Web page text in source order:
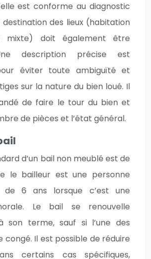
est conforme au diagnostic
destination des lieux (habitation
mixte) doit également être
description précise est
éviter toute ambiguïté et
sur la nature du bien loué. Il
de faire le tour du bien et
de pièces et l’état général.
d’un bail non meublé est de
le bailleur est une personne
de 6 ans lorsque c’est une
Le bail se renouvelle
son terme, sauf si l’une des
congé. Il est possible de réduire
certains cas spécifiques,